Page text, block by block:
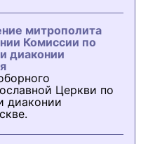
митрополита
Комиссии по
диаконии
Церкви по
диаконии